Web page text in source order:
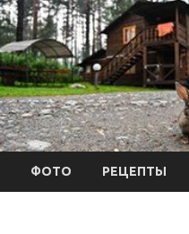
ФОТО РЕЦЕПТЫ